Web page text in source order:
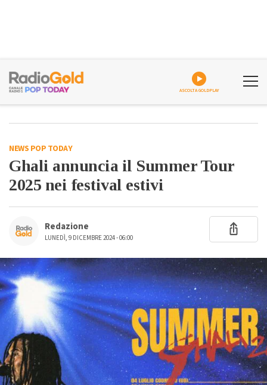
ASCOLTA GOLDPLAY
NEWS POP TODAY
Ghali annuncia il Summer Tour
2025 nei festival estivi
Redazione
LUNEDÌ, 9 DICEMBRE 2024 - 06:00